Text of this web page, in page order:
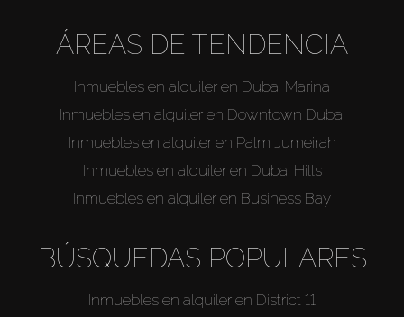
ÁREAS DE TENDENCIA
Inmuebles en alquiler en Dubai Marina
Inmuebles en alquiler en Downtown Dubai
Inmuebles en alquiler en Palm Jumeirah
Inmuebles en alquiler en Dubai Hills
Inmuebles en alquiler en Business Bay
BÚSQUEDAS POPULARES
Inmuebles en alquiler en District 11